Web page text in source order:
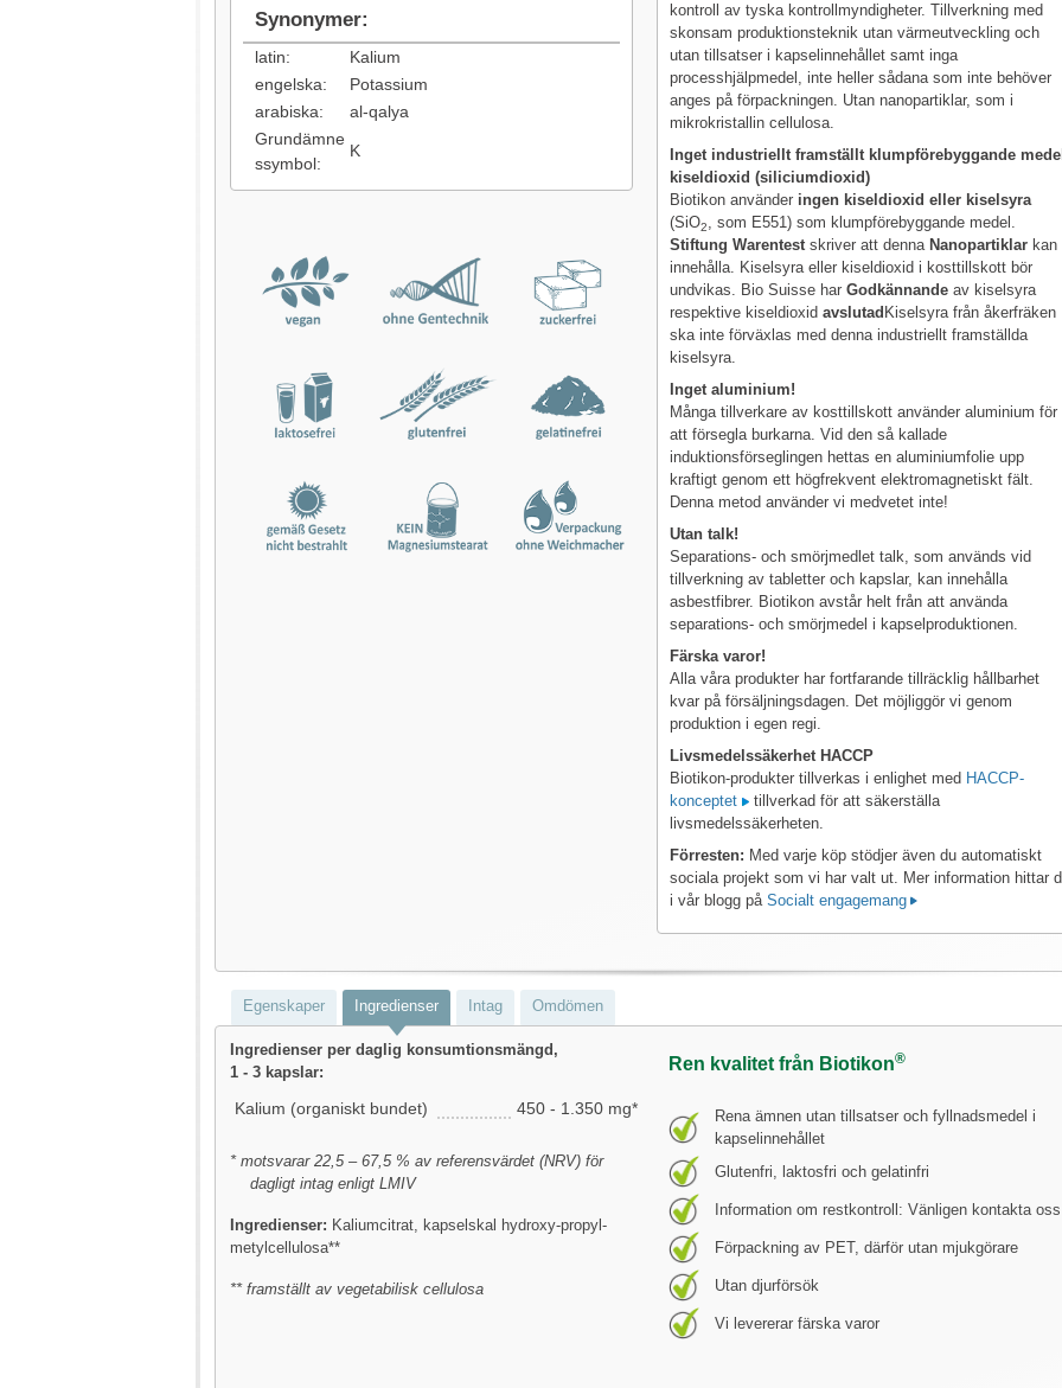
Synonymer:
latin:
Kalium
engelska:
Potassium
arabiska:
al-qalya
Grundämne
ssymbol:
K
kontroll av tyska kontrollmyndigheter. Tillverkning med
skonsam produktionsteknik utan värmeutveckling och
utan tillsatser i kapselinnehållet samt inga
processhjälpmedel, inte heller sådana som inte behöver
anges på förpackningen. Utan nanopartiklar, som i
mikrokristallin cellulosa.
Inget industriellt framställt klumpförebyggande
kiseldioxid (siliciumdioxid)
Biotikon använder ingen kiseldioxid eller kiselsyra
(SiO2, som E551) som klumpförebyggande medel.
Stiftung Warentestskriver att denna Nanopartiklar kan
innehålla. Kiselsyra eller kiseldioxid i kosttillskott bör
undvikas. Bio Suisse harGodkännande av kiselsyra
respektive kiseldioxidavslutad Kiselsyra från åkerfräken
ska inte förväxlas med denna industriellt framställda
kiselsyra.
Inget aluminium!
Många tillverkare av kosttillskott använder aluminium för
att försegla burkarna. Vid den så kallade
induktionsförseglingen hettas en aluminiumfolie upp
kraftigt genom ett högfrekvent elektromagnetiskt fält.
Denna metod använder vi medvetet inte!
Utan talk!
Separations- och smörjmedlet talk, som används vid
tillverkning av tabletter och kapslar, kan innehålla
asbestfibrer. Biotikon avstår helt från att använda
separations- och smörjmedel i kapselproduktionen.
Färska varor!
Alla våra produkter har fortfarande tillräcklig hållbarhet
kvar på försäljningsdagen. Det möjliggör vi genom
produktion i egen regi.
Livsmedelssäkerhet HACCP
Biotikon-produkter tillverkas i enlighet med HACCP-
konceptet
tillverkad för att säkerställa
livsmedelssäkerheten.
Förresten: Med varje köp stödjer även du automatiskt
sociala projekt som vi har valt ut. Mer information hittar
i vår blogg påSocialt engagemang
Egenskaper Ingredienser Intag Omdömen
Ingredienser per daglig konsumtionsmängd,
1 - 3 kapslar:
Kalium (organiskt bundet) 450 - 1.350 mg*
* motsvarar 22,5 – 67,5 % av referensvärdet (NRV) för
dagligt intag enligt LMIV
Ingredienser: Kaliumcitrat, kapselskal hydroxy-propyl-
metylcellulosa**
** framställt av vegetabilisk cellulosa
Ren kvalitet från Biotikon®
Rena ämnen utan tillsatser och fyllnadsmedel i
kapselinnehållet
Glutenfri, laktosfri och gelatinfri
Information om restkontroll: Vänligen kontakta
Förpackning av PET, därför utan mjukgörare
Utan djurförsök
Vi levererar färska varor